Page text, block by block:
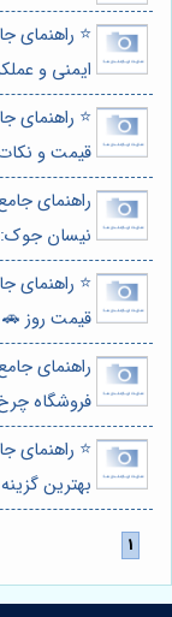
ایمنی و
⭐️ راهنمای
قیمت و نکات
راهنمای
نیسان جوک:
⭐️ راهنمای
قیمت روز 🚗
راهنمای
فروشگاه
⭐️ راهنمای
بهترین